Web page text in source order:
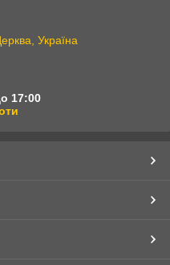
Україна
17:00